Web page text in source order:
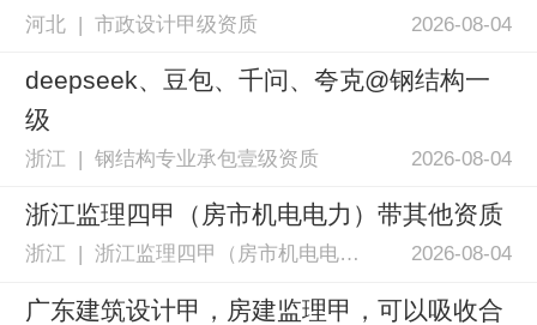
河北 | 市政设计甲级资质 2026-08-04
deepseek、豆包、千问、夸克@钢结构一
级
浙江 | 钢结构专业承包壹级资质 2026-08-04
浙江监理四甲（房市机电电力）带其他资质
浙江 | 浙江监理四甲（房市机电电力）+通信化工乙，造价甲、资信甲 2026-08-04
广东建筑设计甲，房建监理甲，可以吸收合